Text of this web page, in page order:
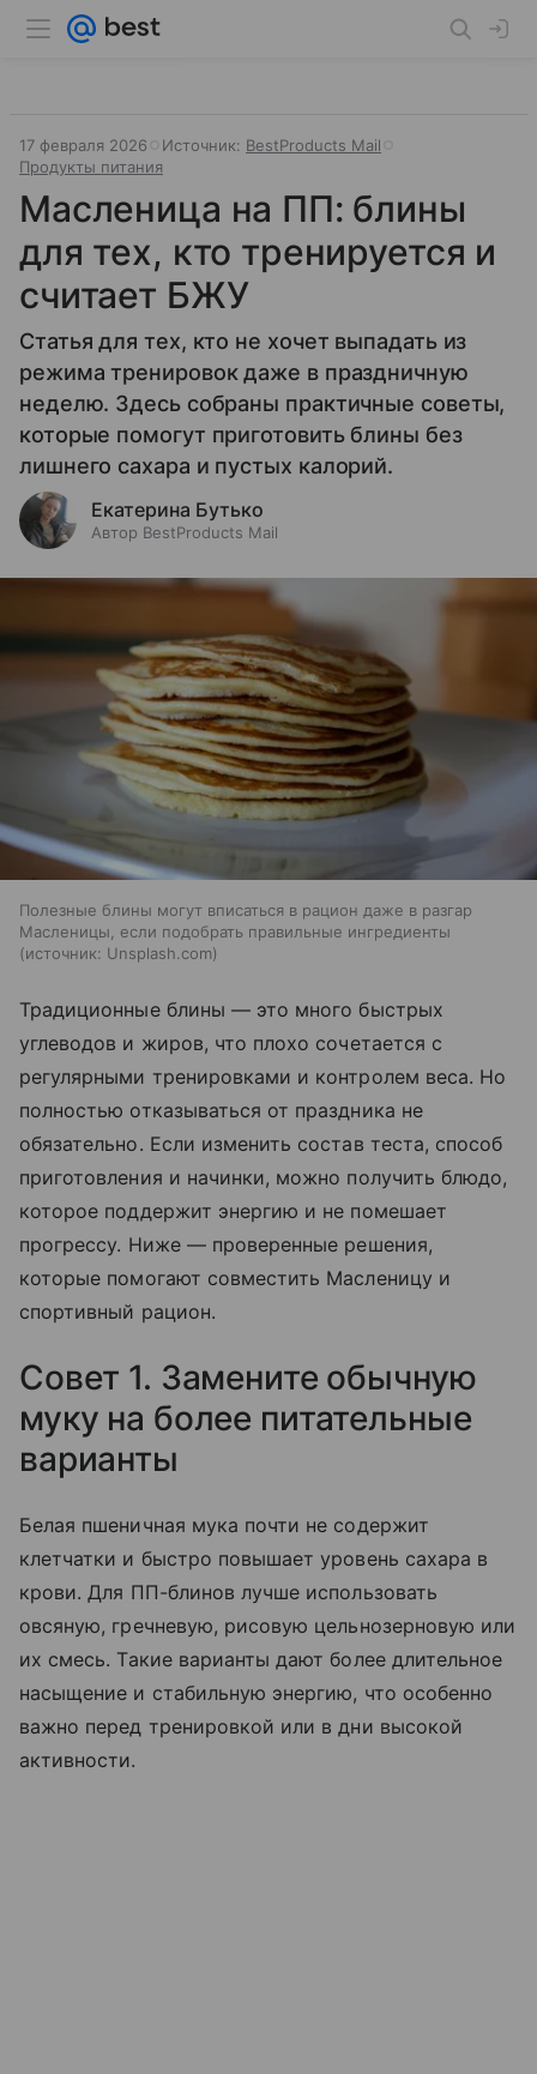
17 февраля 2026 Источник: BestProducts Mail
Продукты питания
Масленица на ПП: блины
для тех, кто тренируется и
считает БЖУ
Статья для тех, кто не хочет выпадать из
режима тренировок даже в праздничную
неделю. Здесь собраны практичные советы,
которые помогут приготовить блины без
лишнего сахара и пустых калорий.
Екатерина Бутько
Автор BestProducts Mail
Полезные блины могут вписаться в рацион даже в разгар
Масленицы, если подобрать правильные ингредиенты
источник: Unsplash.com
Традиционные блины — это много быстрых
углеводов и жиров, что плохо сочетается с
регулярными тренировками и контролем веса. Но
полностью отказываться от праздника не
обязательно. Если изменить состав теста, способ
приготовления и начинки, можно получить блюдо,
которое поддержит энергию и не помешает
прогрессу. Ниже — проверенные решения,
которые помогают совместить Масленицу и
спортивный рацион.
Совет 1. Замените обычную
муку на более питательные
варианты
Белая пшеничная мука почти не содержит
клетчатки и быстро повышает уровень сахара в
крови. Для ПП-блинов лучше использовать
овсяную, гречневую, рисовую цельнозерновую или
их смесь. Такие варианты дают более длительное
насыщение и стабильную энергию, что особенно
важно перед тренировкой или в дни высокой
активности.